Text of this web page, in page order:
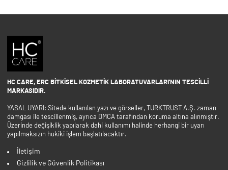
HC CARE, ERC BITKISEL KOZMETIK LABORATUVARLARI'NIN TESCILLI
MARKASIDIR.
YASAL UYARI: Sitede kullanılan yazı ve görseller, TURKTRUST A.Ş. zaman
damgası ile tescillenmiş, ayrıca DMCA tarafından koruma altına alınmıştır.
Üzerinde değişiklik yapılarak dahi kullanımı halinde herhangi bir uyarı
yapılmaksızın hukiki işlem başlatılacaktır.
İletişim
Gizlilik ve Güvenlik Politikası